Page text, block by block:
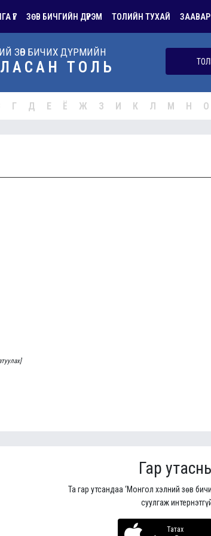
ҮГ ЗӨВ БИЧГИЙН ДҮРЭМ ТОЛИЙН ТУХАЙ ЗААВАР
ЗӨВ БИЧИХ ДҮРМИЙН
ТОЛЬ
Г Д Е Ё Ж З И К Л М Н О
Гар
Та гар утсандаа ‘Монгол хэлний зөв
суулгаж
Татах